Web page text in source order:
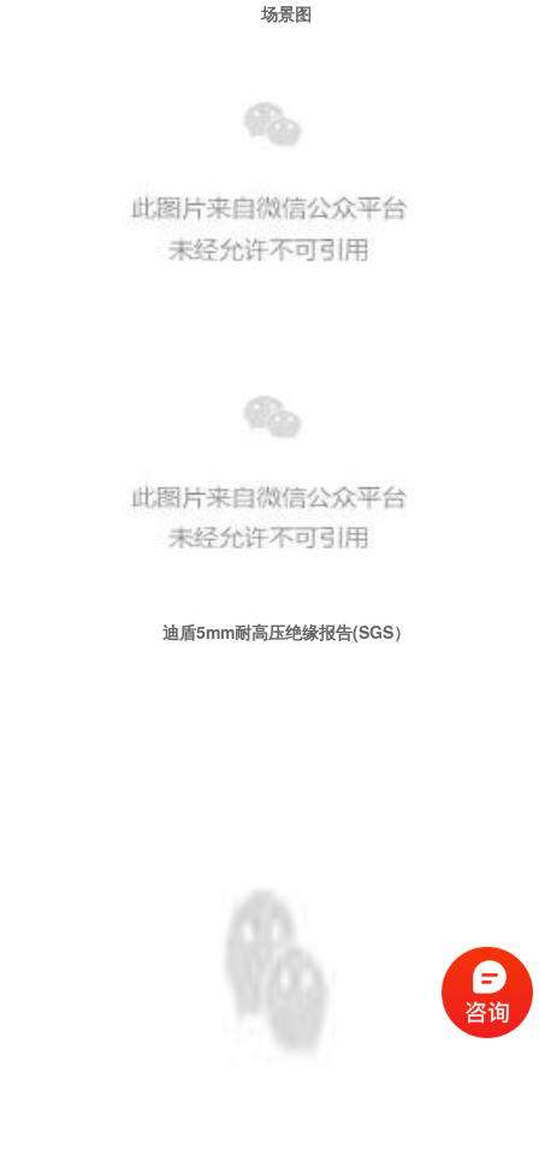
场景图
迪盾5mm耐高压绝缘报告(SGS）